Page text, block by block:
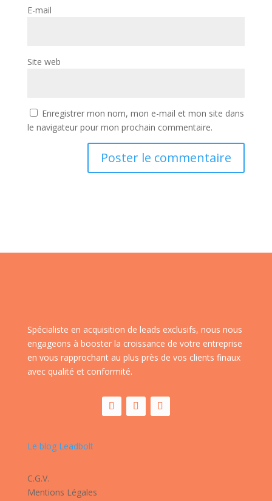
E-mail
Site web
Enregistrer mon nom, mon e-mail et mon site dans
le navigateur pour mon prochain commentaire.
Spécialiste en acquisition de leads exclusifs, nous nous
engageons à booster la croissance de votre entreprise
en vous rapprochant au plus près de vos clients finaux
avec qualité et conformité.
Le blog Leadbolt
C.G.V.
Mentions Légales